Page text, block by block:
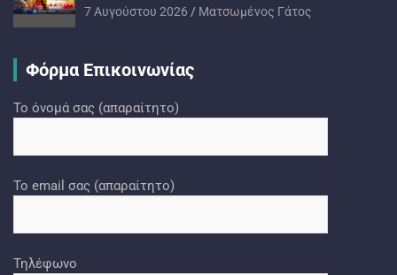
7 Αυγούστου 2026 Ματσωμένος Γάτος
Φόρμα Επικοινωνίας
Το όνομά σας (απαραίτητο)
Το email σας (απαραίτητο)
Τηλέφωνο